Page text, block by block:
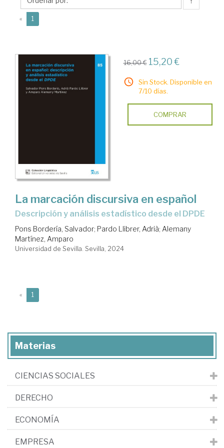
« 1
16,00 € 15,20 €
Sin Stock. Disponible en
7/10 días.
COMPRAR
La marcación discursiva en español
descripción y análisis estadístico desde el DPDE
Pons Bordería, Salvador; Pardo Llibrer, Adrià; Alemany
Martínez, Amparo
Universidad de Sevilla. Sevilla, 2024
« 1
Materias
CIENCIAS SOCIALES
DERECHO
ECONOMÍA
EMPRESA